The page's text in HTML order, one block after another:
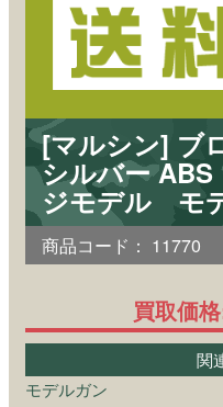
[マルシン] ブ
シルバー
ジモデル モ
商品コード： 11770
買取価
関
モデルガン